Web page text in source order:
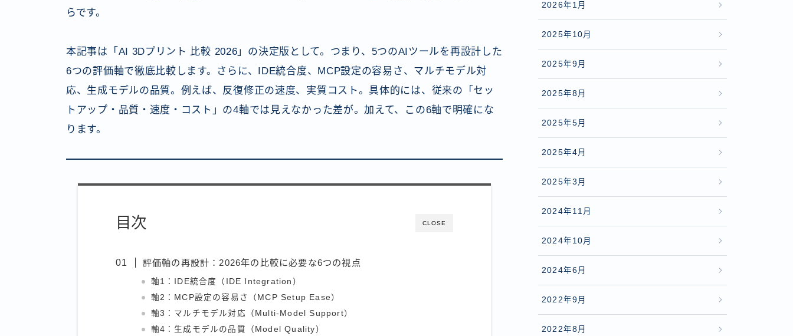
らです。
本記事は「AI 3Dプリント 比較 2026」の決定版として。つまり、5つのAIツールを再設計した
6つの評価軸で徹底比較します。さらに、IDE統合度、MCP設定の容易さ、マルチモデル対
応、生成モデルの品質。例えば、反復修正の速度、実質コスト。具体的には、従来の「セッ
トアップ・品質・速度・コスト」の4軸では見えなかった差が。加えて、この6軸で明確にな
ります。
CLOSE
目次
評価軸の再設計：2026年の比較に必要な6つの視点
軸1：IDE統合度（IDE Integration）
軸2：MCP設定の容易さ（MCP Setup Ease）
軸3：マルチモデル対応（Multi-Model Support）
軸4：生成モデルの品質（Model Quality）
2026年1月
2025年10月
2025年9月
2025年8月
2025年5月
2025年4月
2025年3月
2024年11月
2024年10月
2024年6月
2022年9月
2022年8月